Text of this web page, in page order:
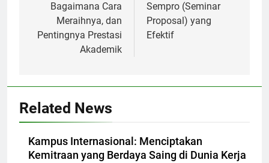
Bagaimana Cara
Meraihnya, dan
Pentingnya Prestasi
Akademik
Sempro (Seminar
Proposal) yang
Efektif
Related News
Kampus Internasional: Menciptakan
Kemitraan yang Berdaya Saing di Dunia Kerja